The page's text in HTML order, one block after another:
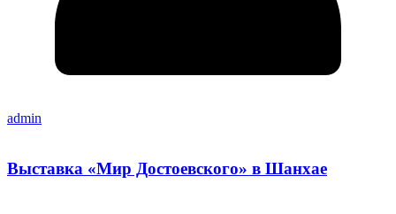
admin
Выставка «Мир Достоевского» в Шанхае